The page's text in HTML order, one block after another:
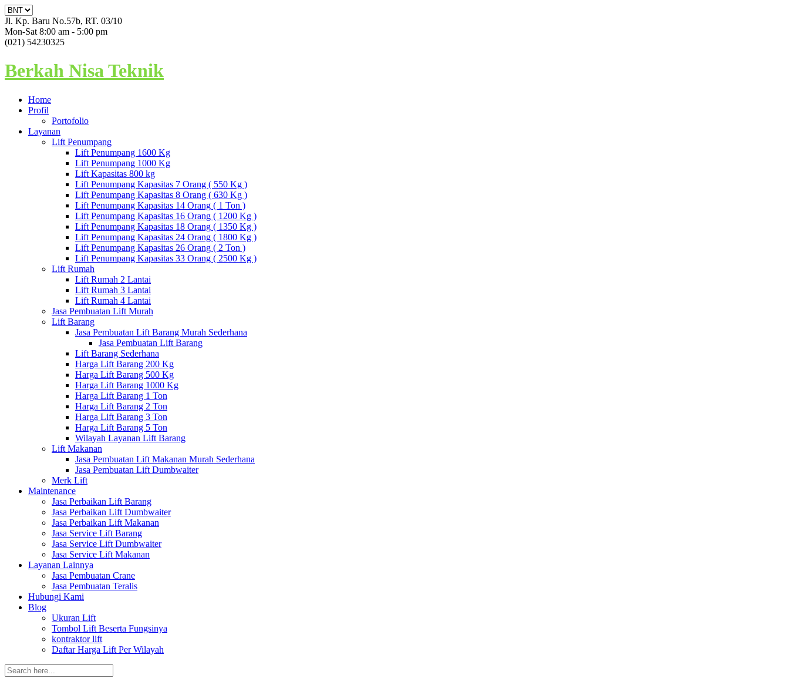
Jl. Kp. Baru No.57b, RT. 03/10
Mon-Sat 8:00 am - 5:00 pm
(021) 54230325
Berkah Nisa Teknik
Home
Profil
Portofolio
Layanan
Lift Penumpang
Lift Penumpang 1600 Kg
Lift Penumpang 1000 Kg
Lift Kapasitas 800 kg
Lift Penumpang Kapasitas 7 Orang ( 550 Kg )
Lift Penumpang Kapasitas 8 Orang ( 630 Kg )
Lift Penumpang Kapasitas 14 Orang ( 1 Ton )
Lift Penumpang Kapasitas 16 Orang ( 1200 Kg )
Lift Penumpang Kapasitas 18 Orang ( 1350 Kg )
Lift Penumpang Kapasitas 24 Orang ( 1800 Kg )
Lift Penumpang Kapasitas 26 Orang ( 2 Ton )
Lift Penumpang Kapasitas 33 Orang ( 2500 Kg )
Lift Rumah
Lift Rumah 2 Lantai
Lift Rumah 3 Lantai
Lift Rumah 4 Lantai
Jasa Pembuatan Lift Murah
Lift Barang
Jasa Pembuatan Lift Barang Murah Sederhana
Jasa Pembuatan Lift Barang
Lift Barang Sederhana
Harga Lift Barang 200 Kg
Harga Lift Barang 500 Kg
Harga Lift Barang 1000 Kg
Harga Lift Barang 1 Ton
Harga Lift Barang 2 Ton
Harga Lift Barang 3 Ton
Harga Lift Barang 5 Ton
Wilayah Layanan Lift Barang
Lift Makanan
Jasa Pembuatan Lift Makanan Murah Sederhana
Jasa Pembuatan Lift Dumbwaiter
Merk Lift
Maintenance
Jasa Perbaikan Lift Barang
Jasa Perbaikan Lift Dumbwaiter
Jasa Perbaikan Lift Makanan
Jasa Service Lift Barang
Jasa Service Lift Dumbwaiter
Jasa Service Lift Makanan
Layanan Lainnya
Jasa Pembuatan Crane
Jasa Pembuatan Teralis
Hubungi Kami
Blog
Ukuran Lift
Tombol Lift Beserta Fungsinya
kontraktor lift
Daftar Harga Lift Per Wilayah